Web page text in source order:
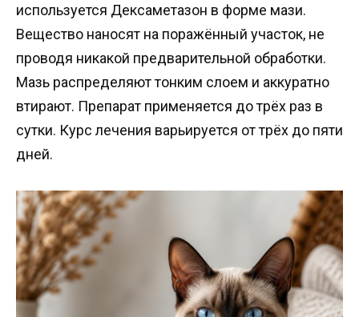
используется Дексаметазон в форме мази.
Вещество наносят на поражённый участок, не
проводя никакой предварительной обработки.
Мазь распределяют тонким слоем и аккуратно
втирают. Препарат применяется до трёх раз в
сутки. Курс лечения варьируется от трёх до пяти
дней.